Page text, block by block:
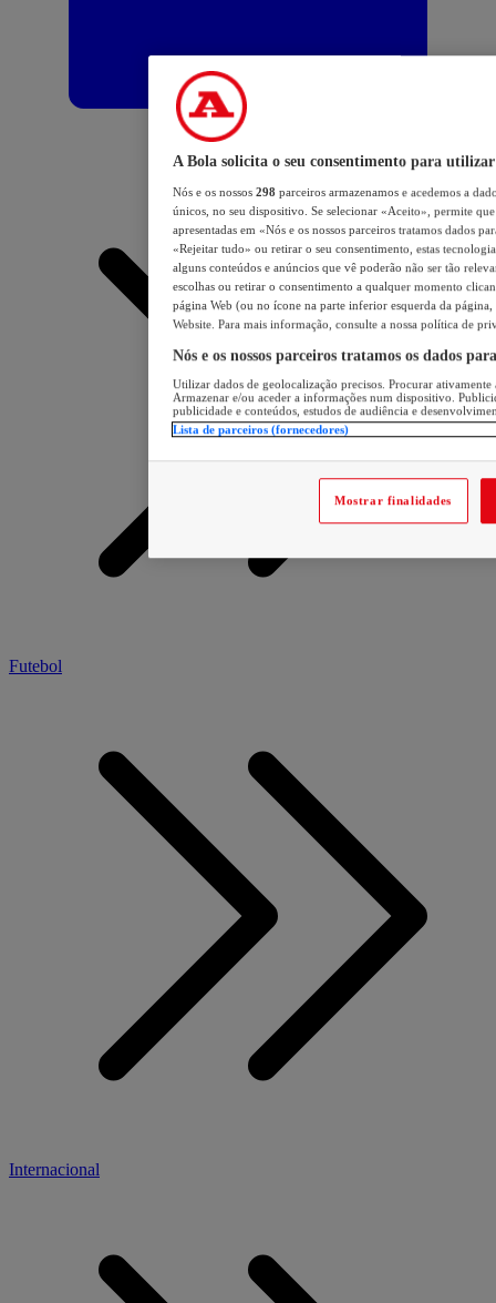
Futebol
Internacional
A Bola solicita o seu consentimento para utilizar
Nós e os nossos 298 parceiros armazenamos e acedemos a
únicos, no seu dispositivo. Se selecionar «Aceito», permite
apresentadas em «Nós e os nossos parceiros tratamos dados
«Rejeitar tudo» ou retirar o seu consentimento, estas
alguns conteúdos e anúncios que vê poderão não ser tão
escolhas ou retirar o consentimento a qualquer momento
página Web (ou no ícone na parte inferior esquerda da página,
Website. Para mais informação, consulte a nossa política de
Nós e os nossos parceiros tratamos os dados
Utilizar dados de geolocalização precisos. Procurar
Armazenar e/ou aceder a informações num dispositivo.
publicidade e conteúdos, estudos de audiência e
Lista de parceiros (fornecedores)
Mostrar finalidades